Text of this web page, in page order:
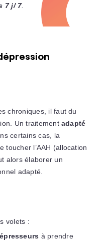
7 j/ 7.
chroniques, il faut du
Un traitement adapté
certains cas, la
toucher l’AAH (allocation
alors élaborer un
adapté.
volets :
à prendre